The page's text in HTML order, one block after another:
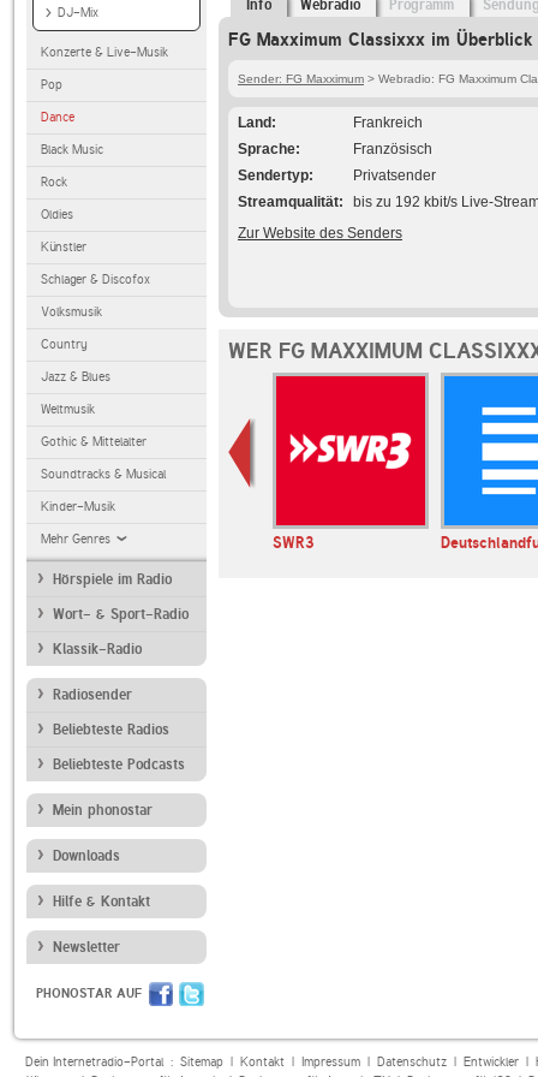
DJ-Mix
Konzerte & Live-Musik
Pop
Dance
Black Music
Rock
Oldies
Künstler
Schlager & Discofox
Volksmusik
Country
Jazz & Blues
Weltmusik
Gothic & Mittelalter
Soundtracks & Musical
Kinder-Musik
Mehr Genres
Hörspiele im Radio
Wort- & Sport-Radio
Klassik-Radio
Radiosender
Beliebteste Radios
Beliebteste Podcasts
Mein phonostar
Downloads
Hilfe & Kontakt
Newsletter
PHONOSTAR AUF
Info Webradio Programm
FG Maxximum Classixxx im Überblick
Sender: FG Maxximum > Webradio: FG Maxximum
Land
Frankreich
Sprache
Französisch
Sendertyp
Privatsender
Streamqualität
bis zu 192 kbit/s Live-
Zur Website des Senders
WER FG MAXXIMUM
SWR3
Dein Internetradio-Portal : Sitemap| Kontakt| Impressum| Datenschutz| Entwickler|